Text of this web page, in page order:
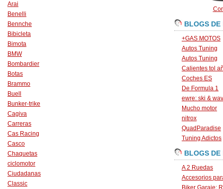
Arai
Benelli
Bennche
Bibicleta
Bimota
BMW
Bombardier
Botas
Brammo
Buell
Bunker-trike
Cagiva
Carreras
Cas Racing
Casco
Chaquetas
ciclomotor
Ciudadanas
Classic
BLOGS DE
+GAS MOTOS
Autos Tuning
Autos Tuning
Calientes tol
Coches ES
De Formula 1
ewre: ski &
Mucho motor
nitrox
QuadParadise
Tuning Adictos
BLOGS DE
A 2 Ruedas
Accesorios
Biker Garaje: